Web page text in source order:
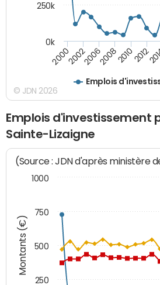
Emplois
200020022006200820102012
0k
250k
© JDN 2026
Emplois d'investissement
Sainte-Lizaigne
Montants (€)
(Source : JDN d'après ministère
250
500
750
1000